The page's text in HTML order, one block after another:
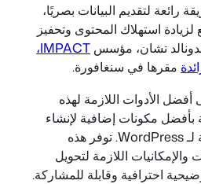
لتقديم البيانات بصريًا،
استهلاك المحتوى وتحفيز
تشان، مؤسس
IMPACT،
مقرها في سنغافورة.
الأدوات اللازمة لهذه
مكونات إضافية لإنشاء
الرسوم البيانية التوضيحية لـ WordPress. توفر هذه
اللازمة لتحويل
احترافية وقابلة للمشاركة.